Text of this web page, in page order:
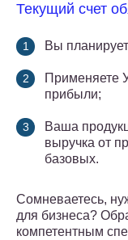
Текущий счет
Вы
Применяете
прибыли;
Ваша
выручка от
базовых.
Сомневаетесь,
для бизнеса?
компетентным